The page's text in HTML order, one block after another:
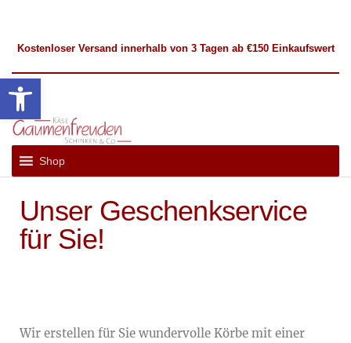
Werkzeugleiste öffnen
Kostenloser Versand innerhalb von 3 Tagen ab €150 Einkaufswert
Gaumenfreuden
Shop
Unser Geschenkservice
für Sie!
Wir erstellen für Sie wundervolle Körbe mit einer